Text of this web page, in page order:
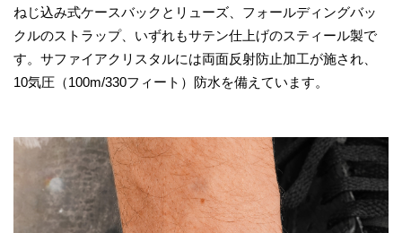
ねじ込み式ケースバックとリューズ、フォールディングバッ
クルのストラップ、いずれもサテン仕上げのスティール製で
す。サファイアクリスタルには両面反射防止加工が施され、
10気圧（100m/330フィート）防水を備えています。